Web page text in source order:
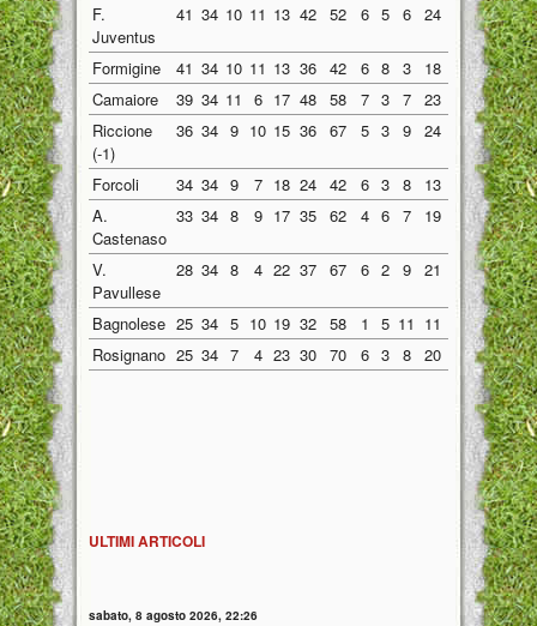
F.
Juventus
41 34 10 11 13 42 52 6 5 6 24 4 6 7
Formigine 41 34 10 11 13 36 42 6 8 3 18 15 4 3
Camaiore
39 34 11 6 17 48 58 7 3 7 23 4 3
Riccione
(-1)
36 34 9 10 15 36 67 5 3 9 24 4 7 6
Forcoli 34 34 9 7 18 24 42 6 3 8 13 17 3 4
A.
Castenaso
33 34 8 9 17 35 62 4 6 7 19 29 4 3
V.
Pavullese
28 34 8 4 22 37 67 6 2 9 21 29 2 2
Bagnolese 25 34 5 10 19 32 58 1 5 11 11 30 4 5 8
Rosignano 25 34 7 4 23 30 70 6 3 8 20 28 1 1
ULTIMI ARTICOLI
sabato, 8 agosto 2026, 22:26